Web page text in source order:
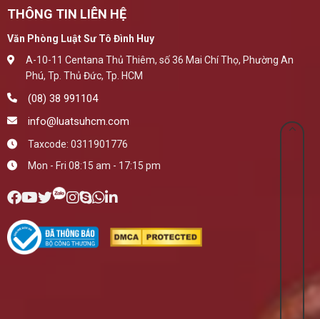
THÔNG TIN LIÊN HỆ
Văn Phòng Luật Sư Tô Đình Huy
A-10-11 Centana Thủ Thiêm, số 36 Mai Chí Thọ, Phường An
Phú, Tp. Thủ Đức, Tp. HCM
(08) 38 991104
info@luatsuhcm.com
Taxcode: 0311901776
Mon - Fri 08:15 am - 17:15 pm